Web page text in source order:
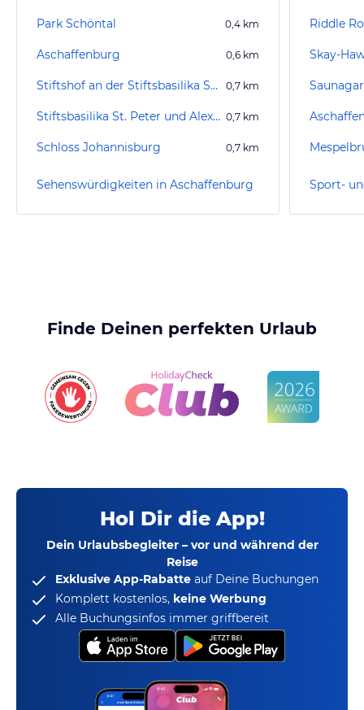
Park Schöntal 0,4 km
Aschaffenburg 0,6 km
Stiftshof an der Stiftsbasilika Sankt Peter und Alexander 0,7 km
Stiftsbasilika St. Peter und Alexander 0,7 km
Schloss Johannisburg 0,7 km
Sehenswürdigkeiten in Aschaffenburg
Riddle
Skay-
Finde Deinen perfekten Urlaub
Hol Dir die App!
Dein Urlaubsbegleiter – vor und während der
Reise
Exklusive App-Rabatte auf Deine Buchungen
Komplett kostenlos, keine Werbung
Alle Buchungsinfos immer griffbereit